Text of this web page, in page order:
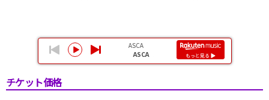
チケット価格